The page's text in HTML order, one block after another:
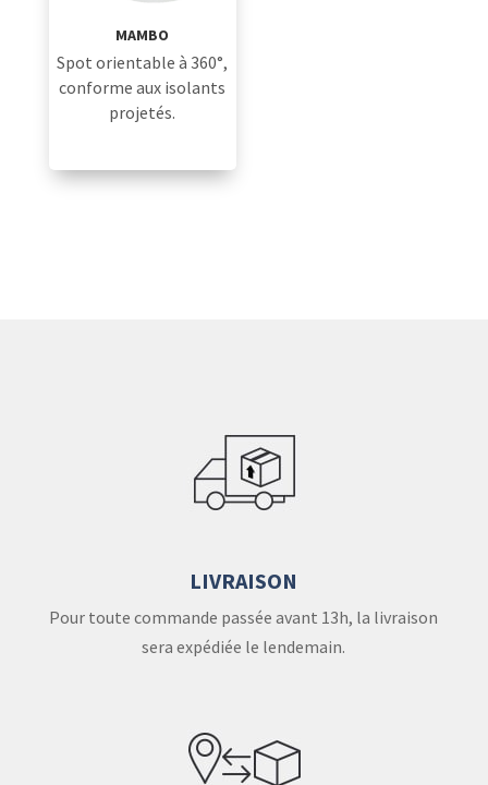
MAMBO
Spot orientable à 360°,
conforme aux isolants
projetés.
LIVRAISON
Pour toute commande passée avant 13h, la livraison
sera expédiée le lendemain.